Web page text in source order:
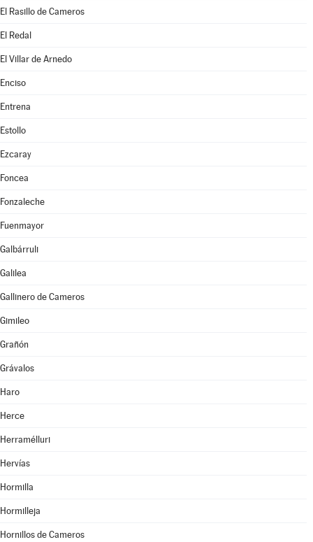
El Rasillo de Cameros
El Redal
El Villar de Arnedo
Enciso
Entrena
Estollo
Ezcaray
Foncea
Fonzaleche
Fuenmayor
Galbárruli
Galilea
Gallinero de Cameros
Gimileo
Grañón
Grávalos
Haro
Herce
Herramélluri
Hervías
Hormilla
Hormilleja
Hornillos de Cameros